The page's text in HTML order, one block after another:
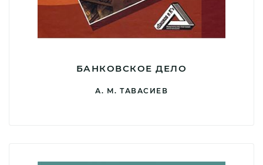
БАНКОВСКОЕ ДЕЛО
А. М. ТАВАСИЕВ